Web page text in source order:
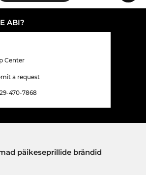
ABI?
Center
a request
470-7868
päikeseprillide brändid